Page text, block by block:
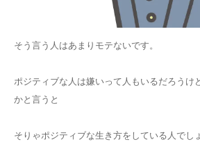
そう言う人はあまりモテないです。
ポジティブな人は嫌いって人もいるだろうけ
かと言うと
そりゃポジティブな生き方をしている人でし